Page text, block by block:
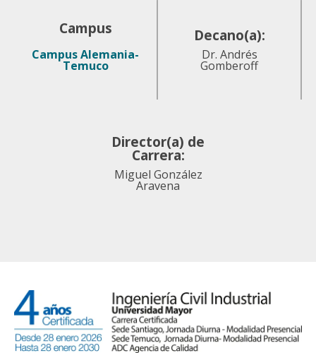
Campus
Campus Alemania-
Temuco
Decano(a):
Dr. Andrés
Gomberoff
Director(a) de
Carrera:
Miguel González
Aravena